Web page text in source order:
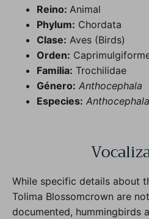
Reino: Animal
Phylum: Chordata
Clase: Aves (Birds)
Orden:
Familia: Trochilidae
Género: Anthocephala
Especies:
While specific details about
Tolima Blossomcrown are
documented, hummingbirds